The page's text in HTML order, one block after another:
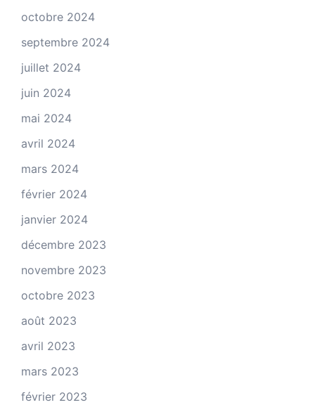
octobre 2024
septembre 2024
juillet 2024
juin 2024
mai 2024
avril 2024
mars 2024
février 2024
janvier 2024
décembre 2023
novembre 2023
octobre 2023
août 2023
avril 2023
mars 2023
février 2023